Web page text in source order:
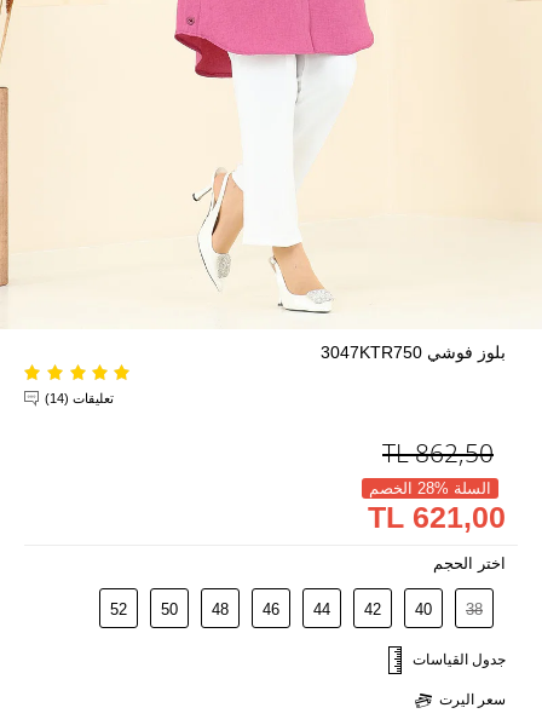
بلوز فوشي 3047KTR750
تعليقات (14)
862,50
TL
السلة %28 الخصم
621,00 TL
اختر الحجم
38
40
42
44
46
48
50
52
جدول القياسات
سعر اليرت